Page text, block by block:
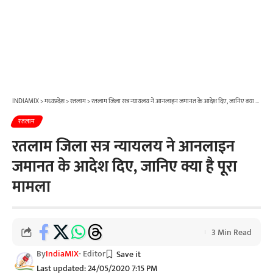
INDIAMIX>मध्यप्रदेश>रतलाम>रतलाम जिला सत्र न्यायलय ने आनलाइन जमानत के आदेश दिए, जानिए क्या है पूरा मामला
रतलाम
रतलाम जिला सत्र न्यायलय ने आनलाइन
जमानत के आदेश दिए, जानिए क्या है पूरा
मामला
Last updated: 24/05/2020 7:15 PM
ByIndiaMIX- Editor
3 Min Read